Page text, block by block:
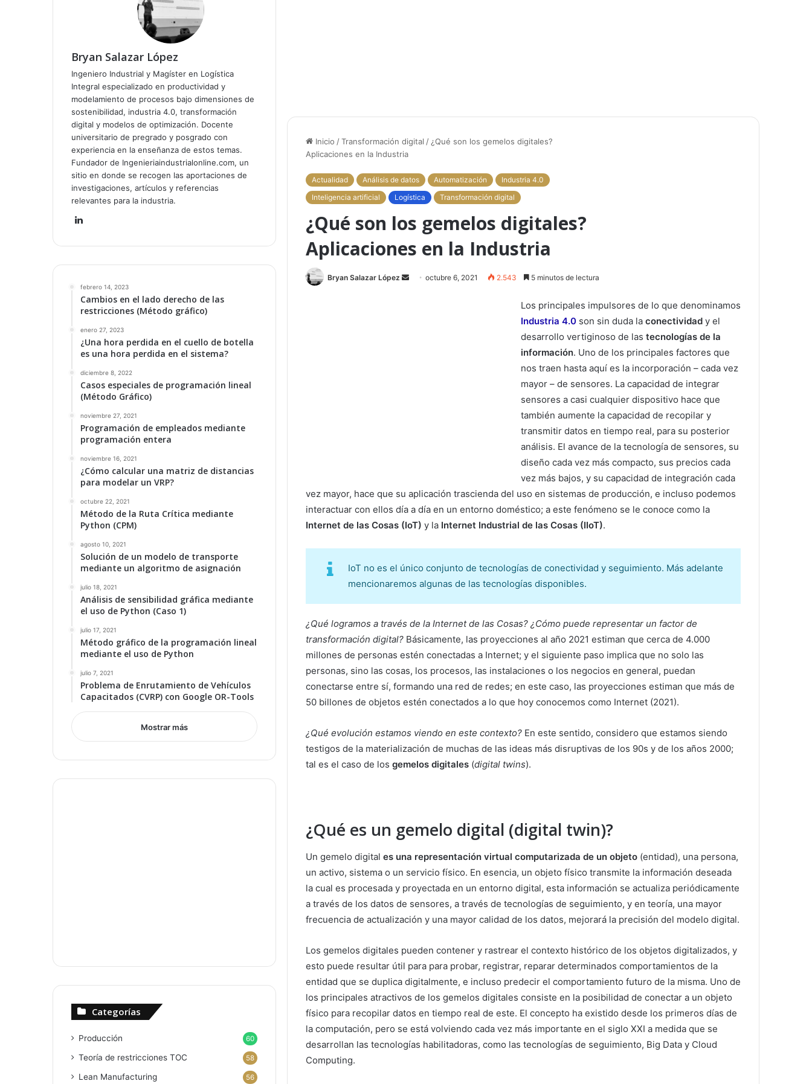
Inicio /Transformación digital / ¿Qué son los gemelos digitales?
Aplicaciones en la Industria
Actualidad Análisis de datos Automatización
Industria 4.0
Inteligencia artificial
Logística Transformación digital
¿Qué son los gemelos digitales?
Aplicaciones en la Industria
Bryan Salazar López octubre 6, 2021 2.543 5 minutos de lectura
Los principales impulsores de lo que denominamos
Industria 4.0 son sin duda la conectividad y el
desarrollo vertiginoso de las tecnologías de la
información. Uno de los principales factores que
nos traen hasta aquí es la incorporación – cada vez
mayor – de sensores. La capacidad de integrar
sensores a casi cualquier dispositivo hace que
también aumente la capacidad de recopilar y
transmitir datos en tiempo real, para su posterior
análisis. El avance de la tecnología de sensores, su
diseño cada vez más compacto, sus precios cada
vez más bajos, y su capacidad de integración cada
vez mayor, hace que su aplicación trascienda del uso en sistemas de producción, e incluso podemos
interactuar con ellos día a día en un entorno doméstico; a este fenómeno se le conoce como la
Internet de las Cosas (IoT) y la Internet Industrial de las Cosas (IIoT).
IoT no es el único conjunto de tecnologías de conectividad y seguimiento. Más adelante
mencionaremos algunas de las tecnologías disponibles.
¿Qué logramos a través de la Internet de las Cosas? ¿Cómo puede representar un factor de
transformación digital? Básicamente, las proyecciones al año 2021 estiman que cerca de 4.000
millones de personas estén conectadas a Internet; y el siguiente paso implica que no solo las
personas, sino las cosas, los procesos, las instalaciones o los negocios en general, puedan
conectarse entre sí, formando una red de redes; en este caso, las proyecciones estiman que más de
50 billones de objetos estén conectados a lo que hoy conocemos como Internet (2021).
¿Qué evolución estamos viendo en este contexto? En este sentido, considero que estamos siendo
testigos de la materialización de muchas de las ideas más disruptivas de los 90s y de los años 2000;
tal es el caso de los gemelos digitales (digital twins).
¿Qué es un gemelo digital (digital twin)?
Un gemelo digital es una representación virtual computarizada de un objeto (entidad), una persona,
un activo, sistema o un servicio físico. En esencia, un objeto físico transmite la información deseada
la cual es procesada y proyectada en un entorno digital, esta información se actualiza periódicamente
a través de los datos de sensores, a través de tecnologías de seguimiento, y en teoría, una mayor
frecuencia de actualización y una mayor calidad de los datos, mejorará la precisión del modelo digital.
Los gemelos digitales pueden contener y rastrear el contexto histórico de los objetos digitalizados, y
esto puede resultar útil para para probar, registrar, reparar determinados comportamientos de la
entidad que se duplica digitalmente, e incluso predecir el comportamiento futuro de la misma. Uno de
los principales atractivos de los gemelos digitales consiste en la posibilidad de conectar a un objeto
físico para recopilar datos en tiempo real de este. El concepto ha existido desde los primeros días de
la computación, pero se está volviendo cada vez más importante en el siglo XXI a medida que se
desarrollan las tecnologías habilitadoras, como las tecnologías de seguimiento, Big Data y Cloud
Computing.
Bryan Salazar López
Ingeniero Industrial y Magíster en Logística
Integral especializado en productividad y
modelamiento de procesos bajo dimensiones de
sostenibilidad, industria 4.0, transformación
digital y modelos de optimización. Docente
universitario de pregrado y posgrado con
experiencia en la enseñanza de estos temas.
Fundador de Ingenieriaindustrialonline.com, un
sitio en donde se recogen las aportaciones de
investigaciones, artículos y referencias
relevantes para la industria.
dIn
febrero 14, 2023
Cambios en el lado derecho de las
restricciones (Método gráfico)
enero 27, 2023
¿Una hora perdida en el cuello de botella
es una hora perdida en el sistema?
diciembre 8, 2022
Casos especiales de programación lineal
(Método Gráfico)
noviembre 27, 2021
Programación de empleados mediante
programación entera
noviembre 16, 2021
¿Cómo calcular una matriz de distancias
para modelar un VRP?
octubre 22, 2021
Método de la Ruta Crítica mediante
Python (CPM)
agosto 10, 2021
Solución de un modelo de transporte
mediante un algoritmo de asignación
julio 18, 2021
Análisis de sensibilidad gráfica mediante
el uso de Python (Caso 1)
julio 17, 2021
Método gráfico de la programación lineal
mediante el uso de Python
julio 7, 2021
Problema de Enrutamiento de Vehículos
Capacitados (CVRP) con Google OR-Tools
Mostrar más
Categorías
Producción 60
Teoría de restricciones TOC 58
Lean Manufacturing 56